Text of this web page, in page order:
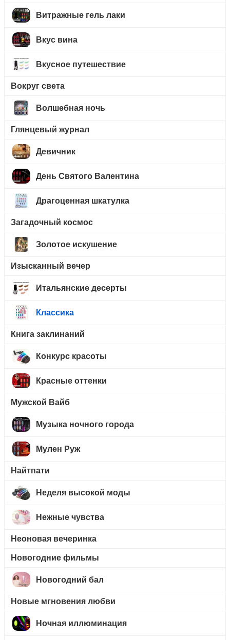
Витражные гель лаки
Вкус вина
Вкусное путешествие
Вокруг света
Волшебная ночь
Глянцевый журнал
Девичник
День Святого Валентина
Драгоценная шкатулка
Загадочный космос
Золотое искушение
Изысканный вечер
Итальянские десерты
Классика
Книга заклинаний
Конкурс красоты
Красные оттенки
Мужской Вайб
Музыка ночного города
Мулен Руж
Найтпати
Неделя высокой моды
Нежные чувства
Неоновая вечеринка
Новогодние фильмы
Новогодний бал
Новые мгновения любви
Ночная иллюминация